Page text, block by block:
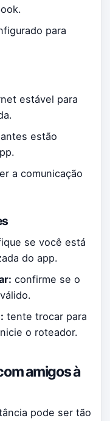
para
estável para
estão
a comunicação
se você está
do app.
confirme se o
tente trocar para
o roteador.
amigos à
pode ser tão